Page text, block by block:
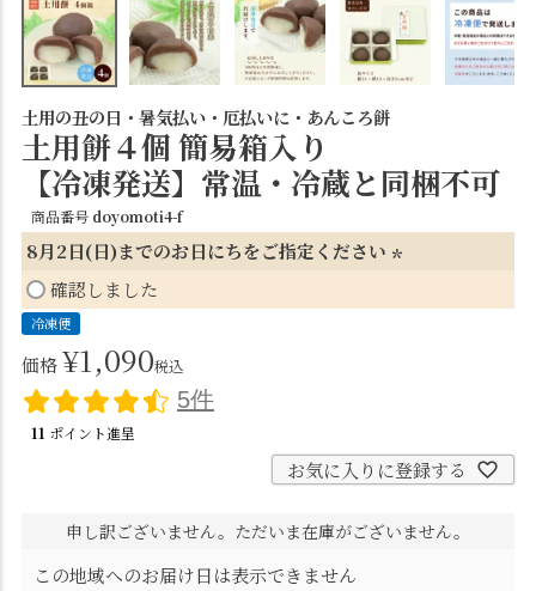
土用の丑の日・暑気払い・厄払いに・あんころ餅
土用餅４個 簡易箱入り
【冷凍発送】常温・冷蔵と同梱不可
商品番号 doyomoti4-f
8月2日(日)までのお日にちをご指定ください
必
確認しました
冷凍便
価格¥1,090税込
5件
11 ポイント進呈
お気に入りに登録する
申し訳ございません。ただいま在庫がございません。
この地域へのお届け日は表示できません